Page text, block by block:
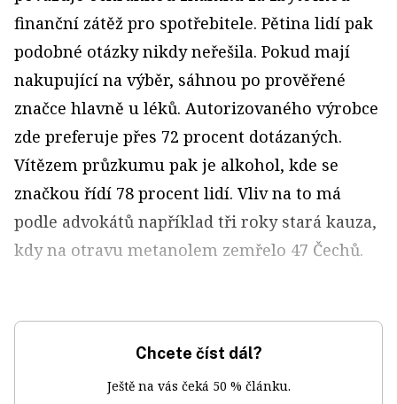
finanční zátěž pro spotřebitele. Pětina lidí pak
podobné otázky nikdy neřešila. Pokud mají
nakupující na výběr, sáhnou po prověřené
značce hlavně u léků. Autorizovaného výrobce
zde preferuje přes 72 procent dotázaných.
Vítězem průzkumu pak je alkohol, kde se
značkou řídí 78 procent lidí. Vliv na to má
podle advokátů například tři roky stará kauza,
kdy na otravu metanolem zemřelo 47 Čechů.
Chcete číst dál?
Ještě na vás čeká 50 % článku.